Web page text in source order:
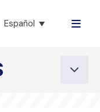
Español